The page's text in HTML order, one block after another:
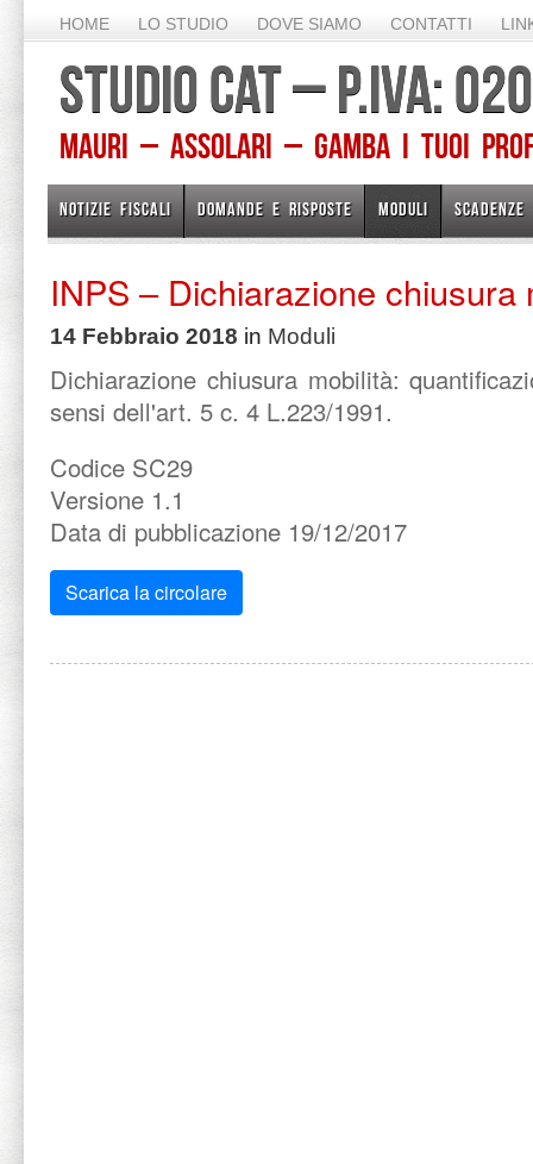
HOME LO STUDIO DOVE SIAMO CONTATTI
STUDIO CAT – P.IVA:
Mauri – Assolari – Gamba I TUOI
NOTIZIE FISCALI DOMANDE E RISPOSTE MODULI SCADENZE
INPS – Dichiarazione chiusura
14 Febbraio 2018 in Moduli
Dichiarazione chiusura mobilità:
sensi dell'art. 5 c. 4 L.223/1991.
Codice SC29
Versione 1.1
Data di pubblicazione 19/12/2017
Scarica la circolare